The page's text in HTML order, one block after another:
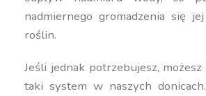
nadmiernego gromadzenia się
roślin.
Jeśli jednak potrzebujesz,
taki system w naszych